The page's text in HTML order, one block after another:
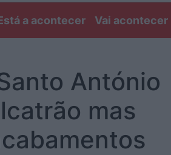
a acontecer Vai acontecer
António
mas